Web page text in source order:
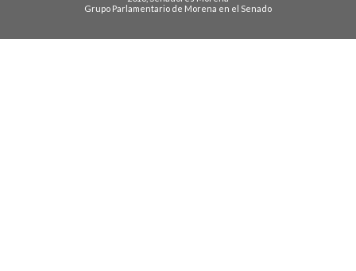
Grupo Parlamentario de Morena en el Senado